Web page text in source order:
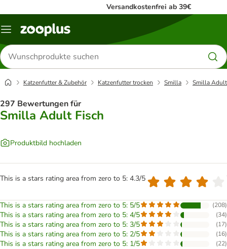
Versandkostenfrei ab 39€
Menü
Produkte
suchen
Katzenfutter & Zubehör Katzenfutter trocken Smilla Smilla
297 Bewertungen für
Smilla Adult Fisch
Produktbild hochladen
This is a stars rating area from zero to 5: 4.3/5
This is a stars rating area from zero to 5: 5/5 (208)
This is a stars rating area from zero to 5: 4/5 (34)
This is a stars rating area from zero to 5: 3/5 (17)
This is a stars rating area from zero to 5: 2/5 (16)
This is a stars rating area from zero to 5: 1/5 (22)